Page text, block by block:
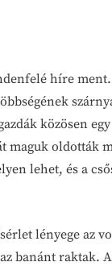
híre
közösen
maguk
lehet, és a
lényege az
banánt